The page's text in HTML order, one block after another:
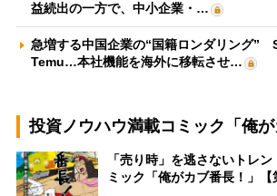
益続出の一方で、中小企業・…
急増する中国企業の“国籍ロンダリング”
Temu…本社機能を海外に移転させ…
投資ノウハウ満載コミック「俺が
「売り時」を逃さないトレ
ミック「俺がカブ番長！」【